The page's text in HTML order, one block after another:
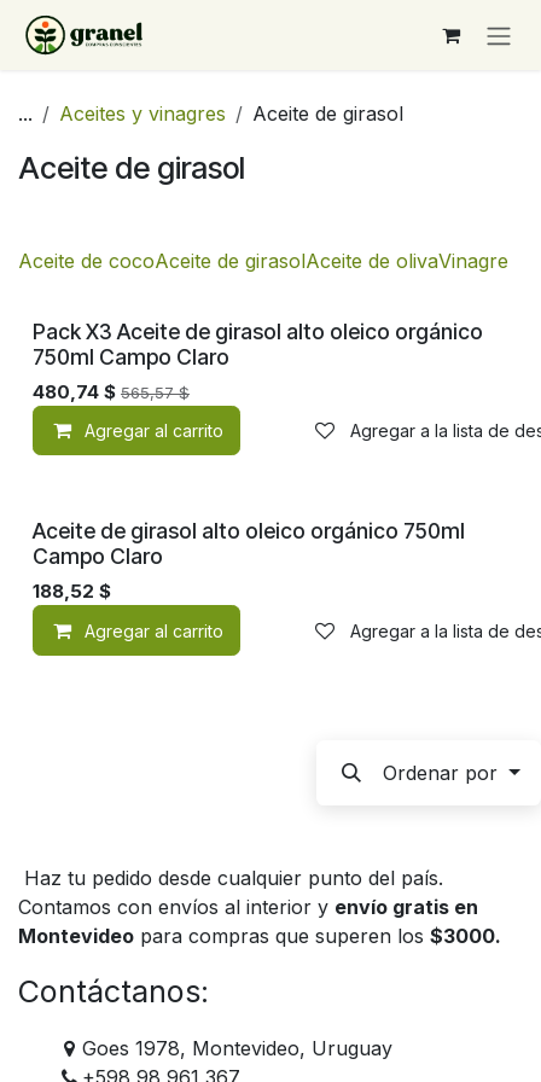
Ir al contenido
... Aceites y vinagres Aceite de girasol
Aceite de girasol
Aceite de cocoAceite de girasolAceite de olivaVinagre
Pack X3 Aceite de girasol alto oleico orgánico
750ml Campo Claro
480,74 $ 565,57$
Agregar al carrito Agregar a la lista de
Orgánico
Aceite de girasol alto oleico orgánico 750ml
Campo Claro
188,52 $
Agregar al carrito Agregar a la lista de
Ordenar por
Haz tu pedido desde cualquier punto del país.
Contamos con envíos al interior y envío gratis en
Montevideo para compras que superen los $3000.
Contáctanos:
Goes 1978, Montevideo, Uruguay
+598 98 961 367